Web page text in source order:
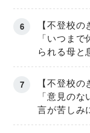
【不登校
「いつま
られる母と
【不登校
「意見の
言が苦しみ